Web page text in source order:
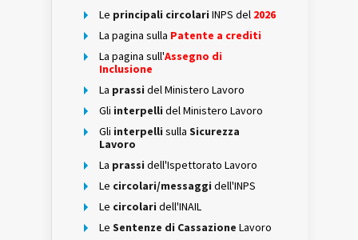
Le principali circolari INPS del 2026
La pagina sulla Patente a crediti
La pagina sull'Assegno di
Inclusione
La prassi del Ministero Lavoro
Gli interpelli del Ministero Lavoro
Gli interpelli sulla Sicurezza
Lavoro
La prassi dell'Ispettorato Lavoro
Le circolari/messaggi dell'INPS
Le circolari dell'INAIL
Le Sentenze di Cassazione Lavoro